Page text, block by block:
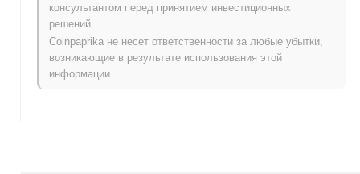
За последние 7 дней FISTS YFI вырос на
общего криптовалютного рынка который показал рост на
. Это указывает на временное отставание в ценовом
движении FISTS YFI относительно более широкого рыночного
импульса.
консультантом перед принятием инвестиционных
решений.
Coinpaprika не несет ответственности за любые убытки,
возникающие в результате использования этой
информации.